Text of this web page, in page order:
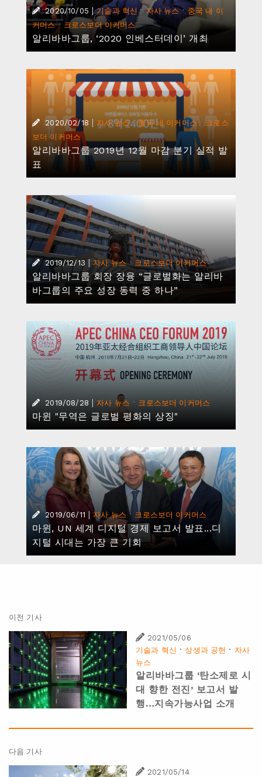
2020/10/05 | 기술과 혁신 ·자사 뉴스·중국 내 이
커머스· 크로스보더 이커머스
알리바바그룹, ‘2020 인베스터데이’ 개최
2020/02/18 자사 뉴스·중국 내 이커머스·크로스
보더 이커머스
알리바바그룹 2019년 12월 마감 분기 실적 발
표
2019/12/13 자사 뉴스·크로스보더 이커머스
알리바바그룹 회장 장융 “글로벌화는 알리바
바그룹의 주요 성장 동력 중 하나”
2019/08/28 자사 뉴스 · 크로스보더 이커머스
마윈 "무역은 글로벌 평화의 상징"
2019/06/11 자사 뉴스 · 크로스보더 이커머스
마윈, UN 세계 디지털 경제 보고서 발표...디
지털 시대는 가장 큰 기회
이전 기사
2021/05/06
기술과 혁신 ·상생과 공헌 · 자사
뉴스
알리바바그룹 ‘탄소제로 시
대 향한 전진’ 보고서 발
행…지속가능사업 소개
다음 기사
2021/05/14